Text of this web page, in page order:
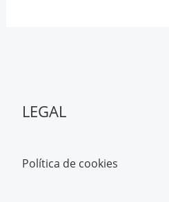
LEGAL
Política de cookies